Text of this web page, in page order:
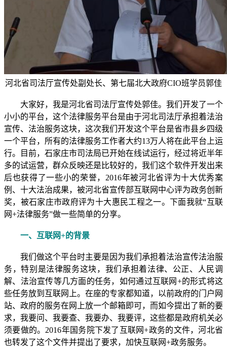
河北省司法厅宣传处副处长、第七届北大政府CIO班学员郭佳
大家好，我是河北省司法厅宣传处郭佳。我们开发了一个
小小的平台，这个法律服务平台是由于河北司法厅承担着法治
宣传、法治服务这块，这次我们开发这个平台是省市县乡四级
一个平台，所有的法律服务工作者大约13万人将在此平台上运
行。目前，石家庄市司法局已开始在线试运行，经过将近半年
多的试运营，群众反映还是比较好的，我们这个软件开发出来
后也获得了一些小的荣誉，2016年被河北省评为十大优秀案
例、十大法治成果，被河北省宣传部互联网中心评为政务创新
奖，被石家庄市政府评为十大惠民工程之一。下面我就“互联
网+法律服务”做一些简单的分享。
一、互联网+的背景
我们做这个平台时主要是因为我们承担着法治宣传法治服
务，特别是法律服务这块，我们承担着法律、公正、人民调
解、法治宣传等几方面的任务，如何通过互联网+的形式将这
些任务放到互联网上。在座的专家都知道，以前政府的门户网
站、政府的服务在网上放一个邮箱即可，而如今提出了新的要
求，我要问、我要查、我要办、我要评，这些都是政府机关必
须要做的。2016年国务院下发了互联网+政务的文件，河北省
也转发了这个文件并提出了要求，加快互联网+政务服务。